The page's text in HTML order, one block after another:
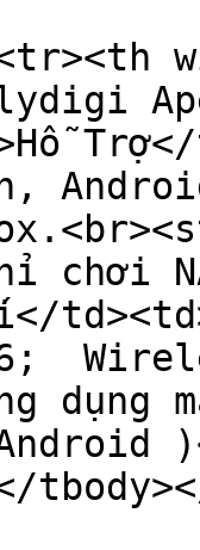
chơi
dụng